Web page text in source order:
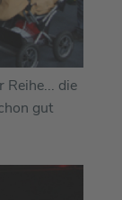
Reihe... die
gut